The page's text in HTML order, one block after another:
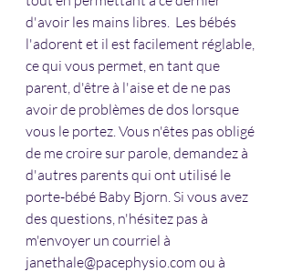
d'avoir les mains libres.  Les bébés
l'adorent et il est facilement réglable,
ce qui vous permet, en tant que
parent, d'être à l'aise et de ne pas
avoir de problèmes de dos lorsque
vous le portez. Vous n'êtes pas obligé
de me croire sur parole, demandez à
d'autres parents qui ont utilisé le
porte-bébé Baby Bjorn. Si vous avez
des questions, n'hésitez pas à
m'envoyer un courriel à
janethale@pacephysio.com ou à